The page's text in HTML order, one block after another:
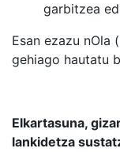
garbitzea
Esan ezazu nOla
gehiago hautatu
Elkartasuna,
lankidetza